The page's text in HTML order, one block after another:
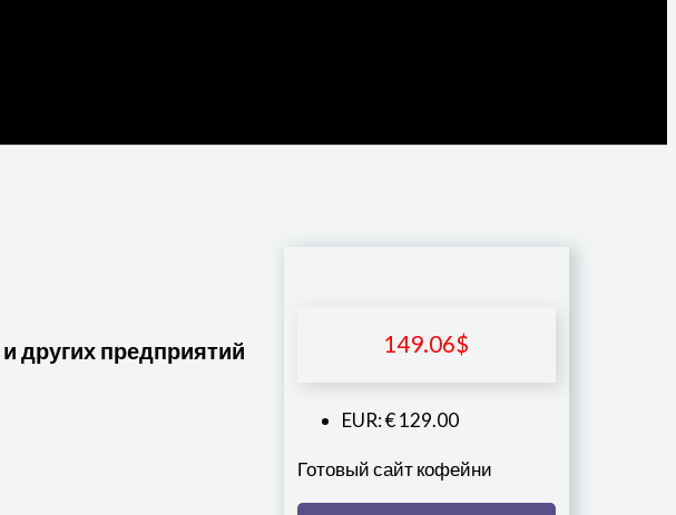
149.06$
EUR:€ 129.00
Готовый сайт кофейни
других предприятий